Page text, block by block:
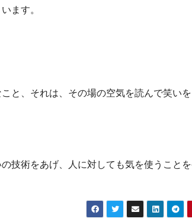
ます。
と、それは、その場の空気を読んで笑い
技術をあげ、人に対しても気を使うこと